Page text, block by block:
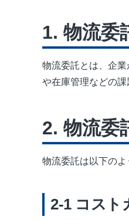
物流委
物流委託とは、企
や在庫管理などの
物流委
物流委託は以下のよ
コスト